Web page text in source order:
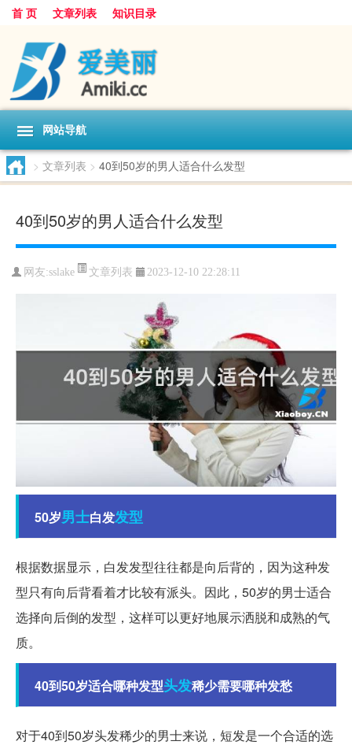
首 页 文章列表 知识目录
网站导航
> 文章列表 > 40到50岁的男人适合什么发型
40到50岁的男人适合什么发型
网友:sslake 文章列表 2023-12-10 22:28:11
50岁男士白发发型
根据数据显示，白发发型往往都是向后背的，因为这种发
型只有向后背看着才比较有派头。因此，50岁的男士适合
选择向后倒的发型，这样可以更好地展示洒脱和成熟的气
质。
40到50岁适合哪种发型头发稀少需要哪种发愁
对于40到50岁头发稀少的男士来说，短发是一个合适的选